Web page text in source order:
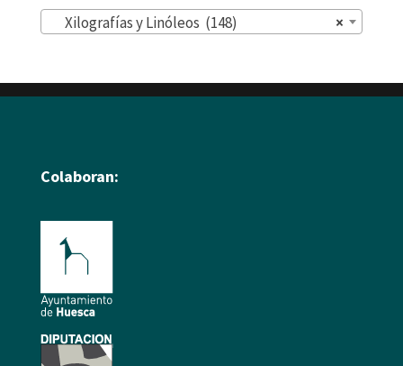
×
Xilografías y Linóleos (148)
Colaboran: